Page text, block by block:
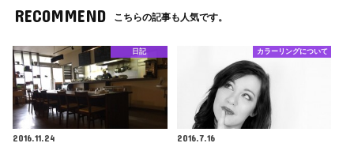
RECOMMEND こちらの記事も人気です。
日記
2016.11.24
カラーリングについて
2016.7.16